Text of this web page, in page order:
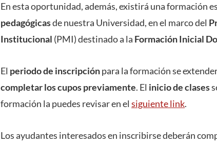
En esta oportunidad, además, existirá una formación
pedagógicasde nuestra Universidad, en el marco del
Institucional (PMI) destinado a la Formación Inicial
El periodo de inscripciónpara la formación se
completar los cupos previamente. El inicio de clases
formación la puedes revisar en el siguientelink.
Los ayudantes interesados en inscribirse deberán